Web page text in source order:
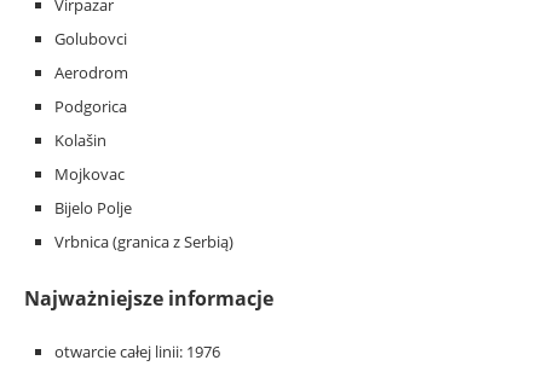
Virpazar
Golubovci
Aerodrom
Podgorica
Kolašin
Mojkovac
Bijelo Polje
Vrbnica (granica z Serbią)
Najważniejsze informacje
otwarcie całej linii: 1976